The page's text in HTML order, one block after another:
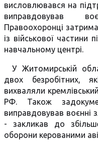
висловлювався на
виправдовував
Правоохоронці
із військової частини
навчальному центрі.
У Житомирській
двох безробітних,
вихваляли
РФ. Також
виправдовував воєнні
- закликав до
оборони керованими